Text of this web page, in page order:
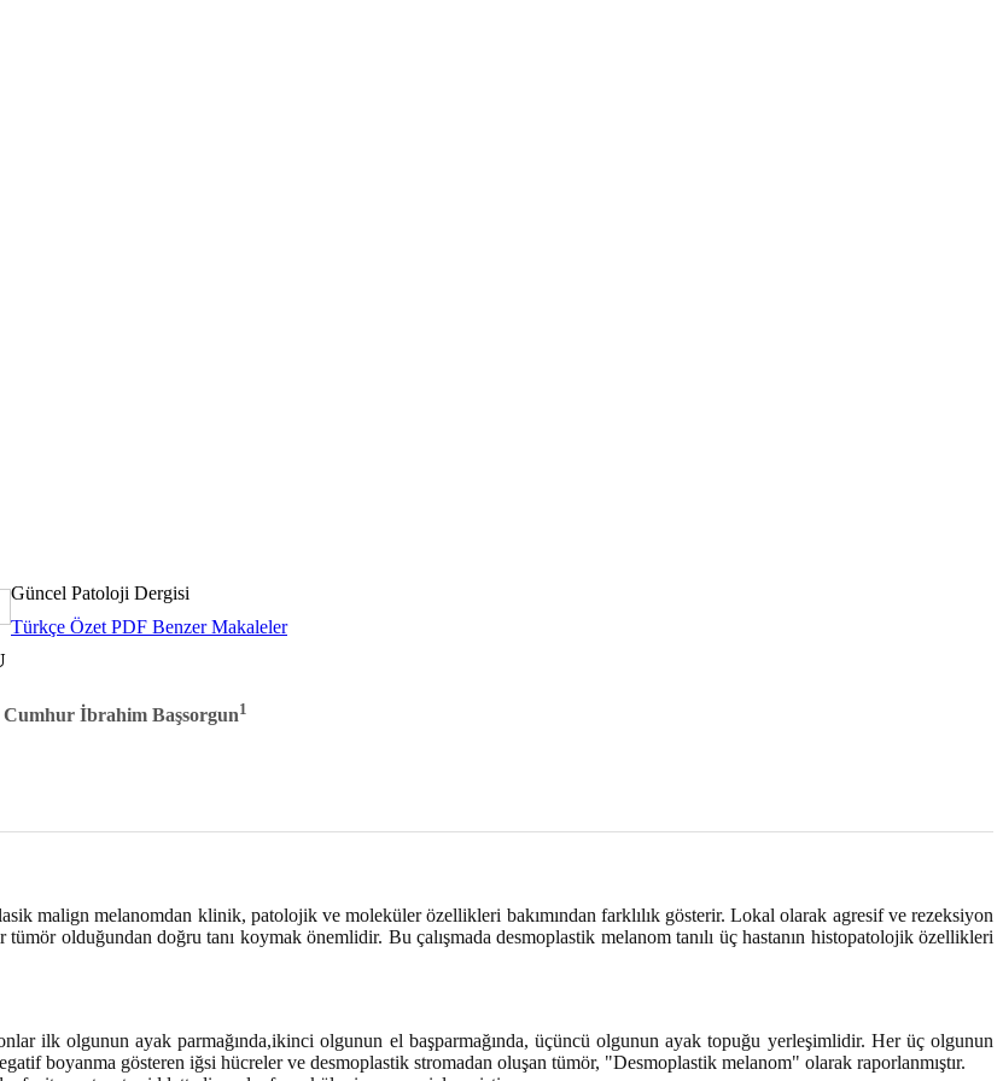
Güncel Patoloji Dergisi
Türkçe Özet PDF Benzer Makaleler
Cumhur İbrahim Başsorgun1
malign melanomdan klinik, patolojik ve moleküler özellikleri bakımından farklılık gösterir. Lokal olarak agresif ve rezeksiyon
olduğundan doğru tanı koymak önemlidir. Bu çalışmada desmoplastik melanom tanılı üç hastanın histopatolojik özellikleri
ilk olgunun ayak parmağında,ikinci olgunun el başparmağında, üçüncü olgunun ayak topuğu yerleşimlidir. Her üç olgunun
boyanma gösteren iğsi hücreler ve desmoplastik stromadan oluşan tümör, "Desmoplastik melanom" olarak raporlanmıştır.